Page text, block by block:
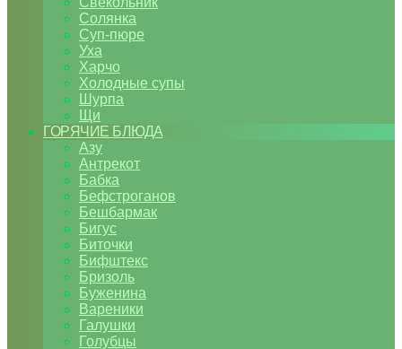
Солянка
Суп-пюре
Уха
Харчо
Холодные супы
Шурпа
Щи
ГОРЯЧИЕ БЛЮДА
Азу
Антрекот
Бабка
Бефстроганов
Бешбармак
Бигус
Биточки
Бифштекс
Бризоль
Буженина
Вареники
Галушки
Голубцы